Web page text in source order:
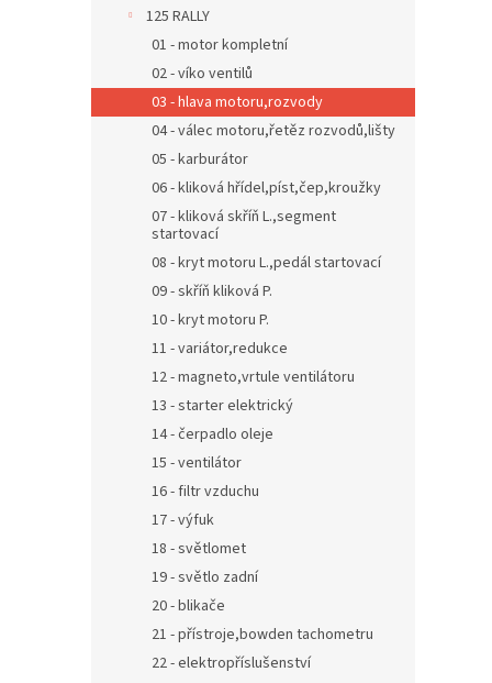
125 RALLY
01 - motor kompletní
02 - víko ventilů
03 - hlava motoru,rozvody
04 - válec motoru,řetěz rozvodů,lišty
05 - karburátor
06 - kliková hřídel,píst,čep,kroužky
07 - kliková skříň L.,segment
startovací
08 - kryt motoru L.,pedál startovací
09 - skříň kliková P.
10 - kryt motoru P.
11 - variátor,redukce
12 - magneto,vrtule ventilátoru
13 - starter elektrický
14 - čerpadlo oleje
15 - ventilátor
16 - filtr vzduchu
17 - výfuk
18 - světlomet
19 - světlo zadní
20 - blikače
21 - přístroje,bowden tachometru
22 - elektropříslušenství